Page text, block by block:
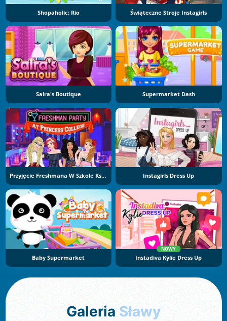
Shopaholic: Rio Świąteczne Stroje Instagirls
Saira's Boutique Supermarket Dash
Przyjęcie Freshmana W Szkole Księżniczek Instagirls Dress Up
Baby Supermarket
NOWY
Instadiva Kylie Dress Up
Galeria Sławy